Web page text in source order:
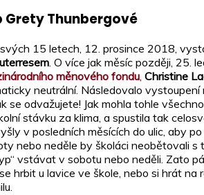
Grety Thunbergové
15 letech, 12. prosince 2018,
. O více jak měsíc později, 25.
měnového fondu, Christine
neutrální. Následovalo
se odvažujete! Jak mohla tohle
stávku za klima, a spustila tak
v posledních měsících do ulic, aby
nebo neděle by školáci neobětovali
vstávat v sobotu nebo neděli.
hrbit u lavice ve škole, nebo si hrát